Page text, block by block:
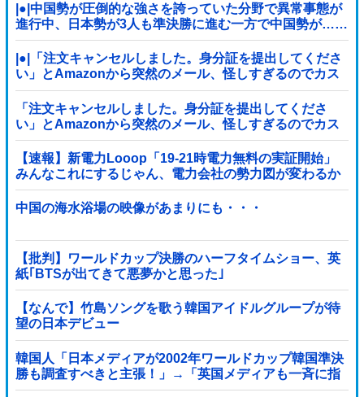
|●|中国勢が圧倒的な強さを誇っていた分野で異常事態が
進行中、日本勢が3人も準決勝に進む一方で中国勢が……
|●|「注文キャンセルしました。身分証を提出してくださ
い」とAmazonから突然のメール、怪しすぎるのでカス
タマーに確認したら……
「注文キャンセルしました。身分証を提出してくださ
い」とAmazonから突然のメール、怪しすぎるのでカス
タマーに確認したら……
【速報】新電力Looop「19-21時電力無料の実証開始」
みんなこれにするじゃん、電力会社の勢力図が変わるか
中国の海水浴場の映像があまりにも・・・
【批判】ワールドカップ決勝のハーフタイムショー、英
紙｢BTSが出てきて悪夢かと思った｣
【なんで】竹島ソングを歌う韓国アイドルグループが待
望の日本デビュー
韓国人「日本メディアが2002年ワールドカップ韓国準決
勝も調査すべきと主張！」→「英国メディアも一斉に指
摘‥」